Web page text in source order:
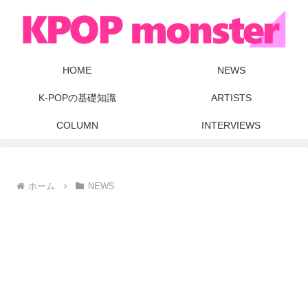
HOME NEWS
K-POPの基礎知識 ARTISTS
COLUMN INTERVIEWS
ホーム NEWS